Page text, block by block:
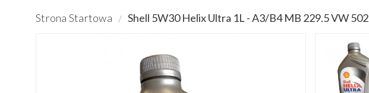
Strona Startowa Shell 5W30 Helix Ultra 1L - A3/B4 MB 229.5 VW 502